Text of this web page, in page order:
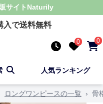
サイト Naturily
入で送料無料
0 0
人気ランキング
ロングワンピースの一覧 › 骨